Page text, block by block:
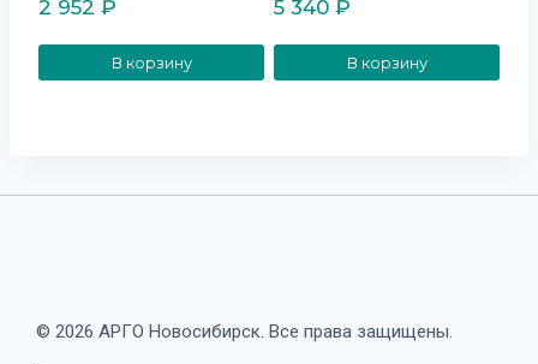
2 952 ₽
В корзину
5 340 ₽
В корзину
© 2026 АРГО Новосибирск. Все права защищены.